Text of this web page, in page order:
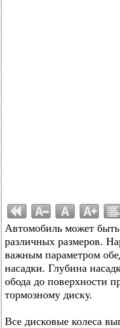
Автомобиль может
различных размеров.
важным параметром
насадки. Глубина
обода до поверхности
тормозному диску.
Все дисковые колеса